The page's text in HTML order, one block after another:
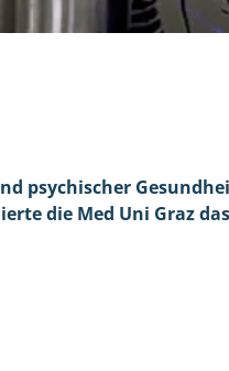
psychischer
die Med Uni Graz